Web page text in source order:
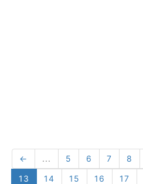
← ... 5 6 7 8
13
14 15 16 17